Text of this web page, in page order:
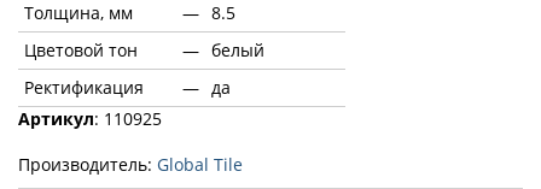
Толщина, мм
— 8.5
Цветовой тон
— белый
Ректификация
— да
Артикул: 110925
Производитель: Global Tile